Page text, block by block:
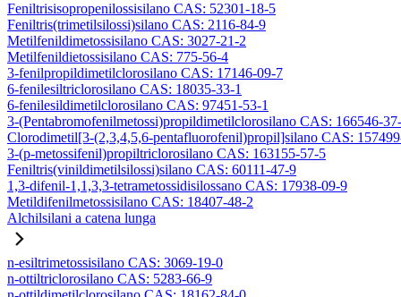
Feniltrisisopropenilossisilano CAS: 52301-18-5
Feniltris(trimetilsilossi)silano CAS: 2116-84-9
Metilfenildimetossisilano CAS: 3027-21-2
Metilfenildietossisilano CAS: 775-56-4
3-fenilpropildimetilclorosilano CAS: 17146-09-7
6-fenilesiltriclorosilano CAS: 18035-33-1
6-fenilesildimetilclorosilano CAS: 97451-53-1
3-(Pentabromofenilmetossi)propildimetilclorosilano CAS: 166546-
Clorodimetil[3-(2,3,4,5,6-pentafluorofenil)propil]silano CAS:
3-(p-metossifenil)propiltriclorosilano CAS: 163155-57-5
Feniltris(vinildimetilsilossi)silano CAS: 60111-47-9
1,3-difenil-1,1,3,3-tetrametossidisilossano CAS: 17938-09-9
Metildifenilmetossisilano CAS: 18407-48-2
Alchilsilani a catena lunga
n-esiltrimetossisilano CAS: 3069-19-0
n-ottiltriclorosilano CAS: 5283-66-9